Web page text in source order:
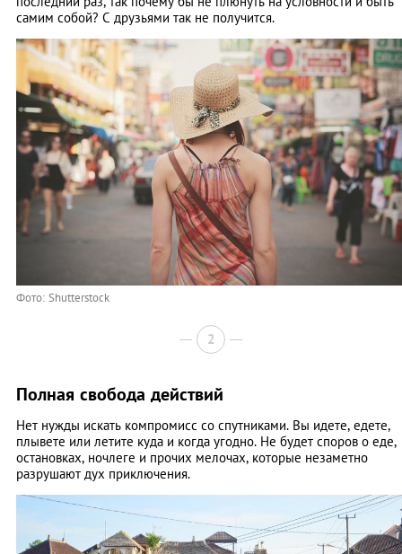
самим собой? С друзьями так не получится.
Фото: Shutterstock
2
Полная свобода действий
Нет нужды искать компромисс со спутниками. Вы идете, едете,
плывете или летите куда и когда угодно. Не будет споров о еде,
остановках, ночлеге и прочих мелочах, которые незаметно
разрушают дух приключения.